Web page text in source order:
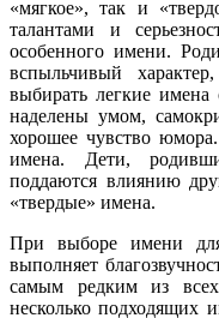
«мягкое», так и
талантами и
особенного имени.
вспыльчивый
выбирать легкие
наделены умом,
хорошее чувство
имена. Дети,
поддаются влиянию
«твердые» имена.
При выборе имени
выполняет
самым редким из
несколько подходящих